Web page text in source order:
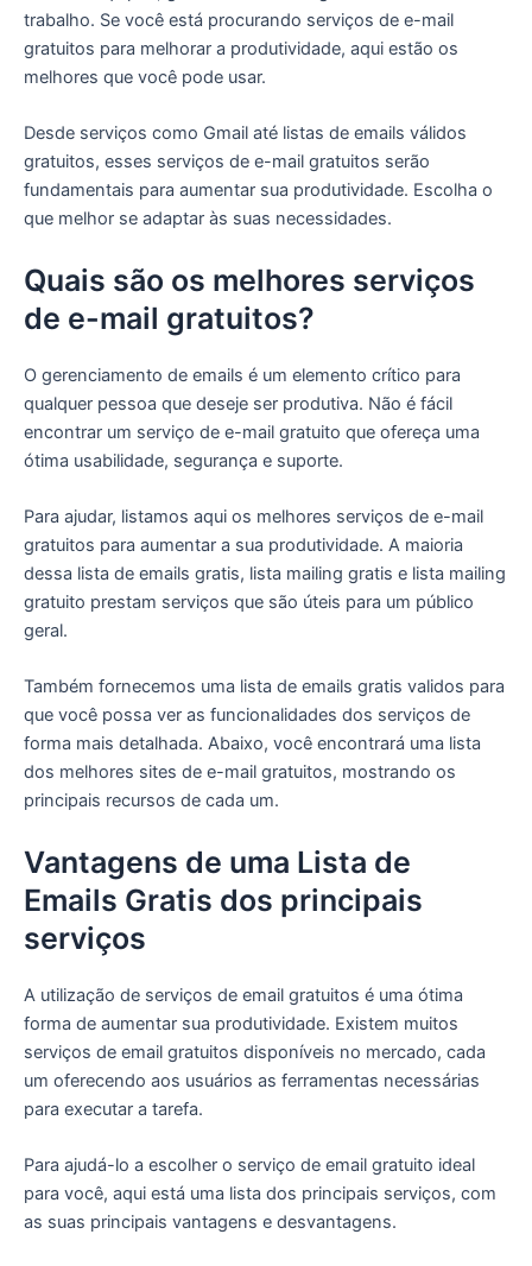
trabalho. Se você está procurando serviços de e-mail
gratuitos para melhorar a produtividade, aqui estão os
melhores que você pode usar.
Desde serviços como Gmail até listas de emails válidos
gratuitos, esses serviços de e-mail gratuitos serão
fundamentais para aumentar sua produtividade. Escolha o
que melhor se adaptar às suas necessidades.
Quais são os melhores serviços
de e-mail gratuitos?
O gerenciamento de emails é um elemento crítico para
qualquer pessoa que deseje ser produtiva. Não é fácil
encontrar um serviço de e-mail gratuito que ofereça uma
ótima usabilidade, segurança e suporte.
Para ajudar, listamos aqui os melhores serviços de e-mail
gratuitos para aumentar a sua produtividade. A maioria
dessa lista de emails gratis, lista mailing gratis e lista mailing
gratuito prestam serviços que são úteis para um público
geral.
Também fornecemos uma lista de emails gratis validos para
que você possa ver as funcionalidades dos serviços de
forma mais detalhada. Abaixo, você encontrará uma lista
dos melhores sites de e-mail gratuitos, mostrando os
principais recursos de cada um.
Vantagens de uma Lista de
Emails Gratis dos principais
serviços
A utilização de serviços de email gratuitos é uma ótima
forma de aumentar sua produtividade. Existem muitos
serviços de email gratuitos disponíveis no mercado, cada
um oferecendo aos usuários as ferramentas necessárias
para executar a tarefa.
Para ajudá-lo a escolher o serviço de email gratuito ideal
para você, aqui está uma lista dos principais serviços, com
as suas principais vantagens e desvantagens.